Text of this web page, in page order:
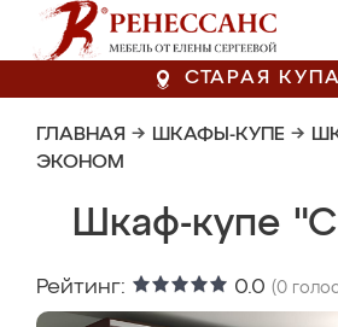
СТАРАЯ
ГЛАВНАЯ → ШКАФЫ-КУПЕ →
ЭКОНОМ
Шкаф-купе
Рейтинг: 0.0 (0